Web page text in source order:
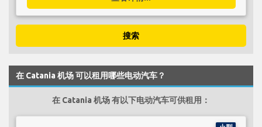
搜索
在 Catania 机场 可以租用哪些电动汽车？
在 Catania 机场 有以下电动汽车可供租用：